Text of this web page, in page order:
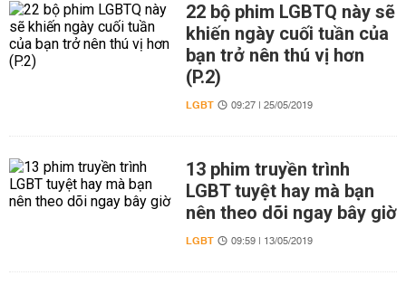
22 bộ phim LGBTQ này sẽ
khiến ngày cuối tuần của
bạn trở nên thú vị hơn
(P.2)
LGBT 09:27 | 25/05/2019
13 phim truyền trình
LGBT tuyệt hay mà bạn
nên theo dõi ngay bây giờ
LGBT 09:59 | 13/05/2019